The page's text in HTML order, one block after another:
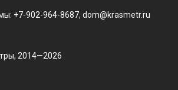
+7-902-964-8687, dom@krasmetr.ru
2014—2026